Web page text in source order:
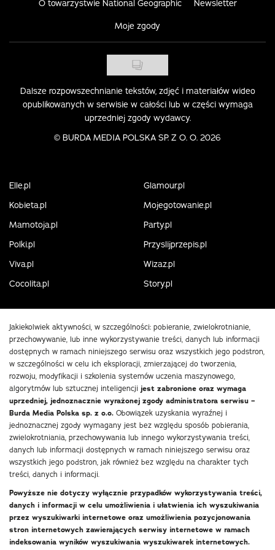
O towarzystwie National Geographic Newsletter
Moje zgody
Dalsze rozpowszechnianie tekstów, zdjęć i materiałów wideo
opublikowanych w serwisie w całości lub w części wymaga
uprzedniej zgody wydawcy.
© BURDA MEDIA POLSKA SP. Z O. O. 2026
Elle.pl
Glamour.pl
Kobieta.pl
Mojegotowanie.pl
Mamotoja.pl
Party.pl
Polki.pl
Przyslijprzepis.pl
Viva.pl
Wizaz.pl
Cocolita.pl
Story.pl
Jakiekolwiek aktywności, w szczególności: pobieranie, zwielokrotnianie,
przechowywanie, lub inne wykorzystywanie treści, danych lub informacji
dostępnych w ramach niniejszego serwisu oraz wszystkich jego podstron,
w szczególności w celu ich eksploracji, zmierzającej do tworzenia,
rozwoju, modyfikacji i szkolenia systemów uczenia maszynowego,
algorytmów lub sztucznej inteligencji jest zabronione oraz wymaga
uprzedniej, jednoznacznie wyrażonej zgody administratora serwisu –
Burda Media Polska sp. z o.o. Obowiązek uzyskania wyraźnej i
jednoznacznej zgody wymagany jest bez względu sposób pobierania,
zwielokrotniania, przechowywania lub innego wykorzystywania treści,
danych lub informacji dostępnych w ramach niniejszego serwisu oraz
wszystkich jego podstron, jak również bez względu na charakter tych
treści, danych i informacji.
Powyższe nie dotyczy wyłącznie przypadków wykorzystywania treści,
danych i informacji w celu umożliwienia i ułatwienia ich wyszukiwania
przez wyszukiwarki internetowe oraz umożliwienia pozycjonowania
stron internetowych zawierających serwisy internetowe w ramach
indeksowania wyników wyszukiwania wyszukiwarek internetowych.